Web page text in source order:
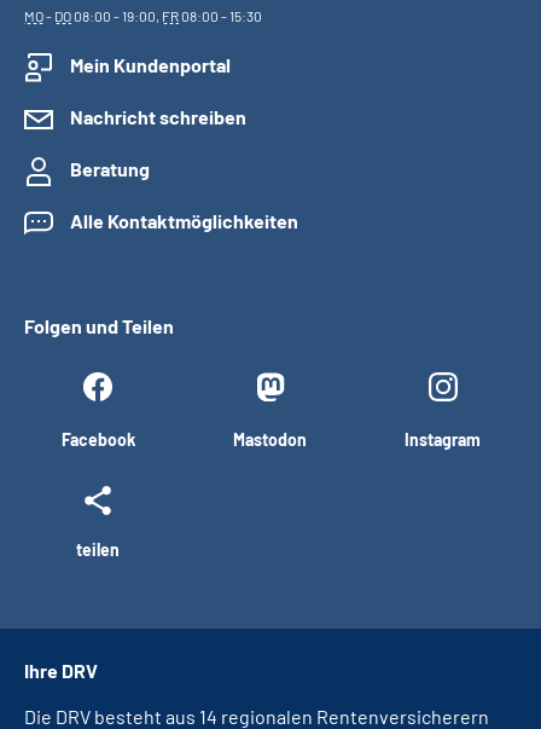
MO- DO08:00 - 19:00, FR08:00 - 15:30
Mein Kundenportal
Nachricht schreiben
Beratung
Alle Kontaktmöglichkeiten
Folgen und Teilen
Facebook Mastodon Instagram
teilen
Ihre DRV
Die DRV besteht aus 14 regionalen Rentenversicherern